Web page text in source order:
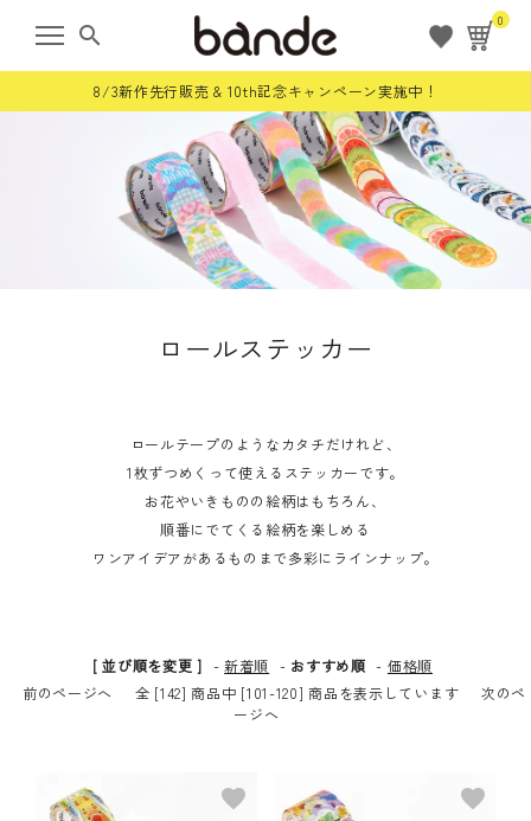
search
0
8/3新作先行販売 & 10th記念キャンペーン実施中！
ようこそ ゲスト 様
person 会員登録
ロールステッカー
その他の商品
ご利用ガイド／よくあるご質問
マイページ
ロールステッカー
ロールテープのようなカタチだけれど、
1枚ずつめくって使えるステッカーです。
お花やいきものの絵柄はもちろん、
順番にでてくる絵柄を楽しめる
ワンアイデアがあるものまで多彩にラインナップ。
[ 並び順を変更 ] -新着順 - おすすめ順 - 価格順
前のページへ
全 [142] 商品中 [101-120] 商品を表示しています
次のペ
ージへ
favorite favorite